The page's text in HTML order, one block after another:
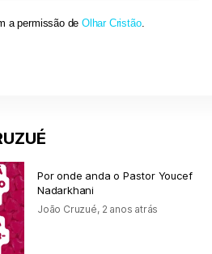
a permissão de Olhar Cristão.
Por onde anda o Pastor Youcef
Nadarkhani
João Cruzué, 2 anos atrás